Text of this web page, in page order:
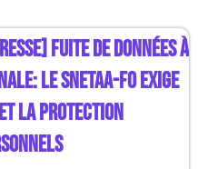
FUITE DE DONNÉES À
LE SNETAA-FO EXIGE
LA PROTECTION